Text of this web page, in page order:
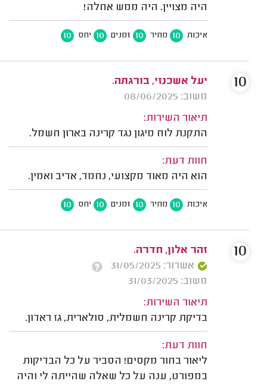
היה מצויין. היה ממש אחלה!
איכות 10 מחיר 10 זמנים 10 יחס 10
יעל אשכנזי, בורגתה.
משוב: 08/06/2025
תיאור השירות:
התקנת לוח מיגון נגד קרינה בארון חשמל.
חוות דעת:
הוא היה מאוד מקצועי, נחמד, אדיב ואמין.
איכות 10 מחיר 10 זמנים 10 יחס 10
10
זהר אלון, חדרה.
אשרור: 31/05/2025
משוב: 31/03/2025
תיאור השירות:
בדיקת קרינה חשמלית, סולארית, גז ראדון.
חוות דעת:
ליאור בחור מקסים! הסביר על כל הבדיקות
במפורט, ענה על כל שאלה שהייתה לי והיה
10